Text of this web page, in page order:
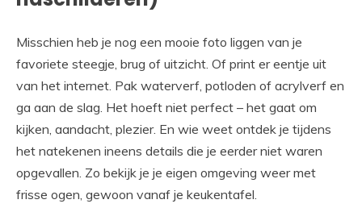
Misschien heb je nog een mooie foto liggen van je
favoriete steegje, brug of uitzicht. Of print er eentje uit
van het internet. Pak waterverf, potloden of acrylverf en
ga aan de slag. Het hoeft niet perfect – het gaat om
kijken, aandacht, plezier. En wie weet ontdek je tijdens
het natekenen ineens details die je eerder niet waren
opgevallen. Zo bekijk je je eigen omgeving weer met
frisse ogen, gewoon vanaf je keukentafel.